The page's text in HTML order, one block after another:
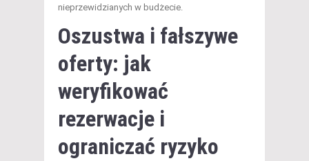
nieprzewidzianych w budżecie.
Oszustwa i fałszywe
oferty: jak
weryfikować
rezerwacje i
ograniczać ryzyko